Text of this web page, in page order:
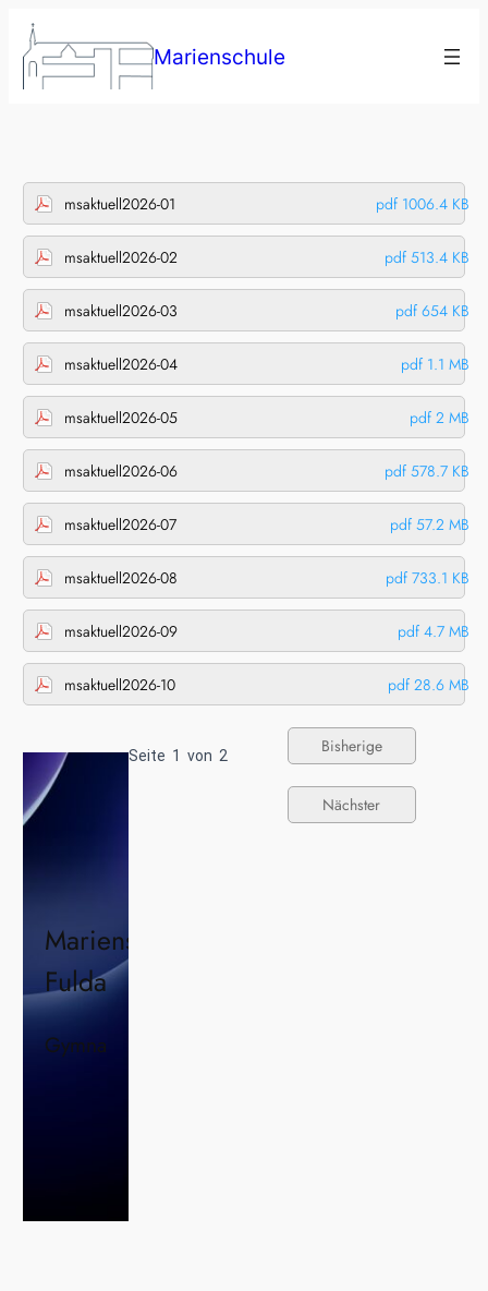
Zum
Inhalt
springen
Marienschule
msaktuell2026-01 pdf 1006.4 KB
msaktuell2026-02 pdf 513.4 KB
msaktuell2026-03 pdf 654 KB
msaktuell2026-04 pdf 1.1 MB
msaktuell2026-05 pdf 2 MB
msaktuell2026-06 pdf 578.7 KB
msaktuell2026-07 pdf 57.2 MB
msaktuell2026-08 pdf 733.1 KB
msaktuell2026-09 pdf 4.7 MB
msaktuell2026-10 pdf 28.6 MB
Seite 1 von 2 Bisherige
Nächster
Marienschule
Fulda
Gymna